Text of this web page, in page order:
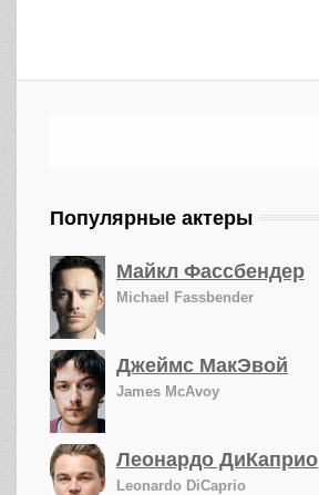
Популярные актеры
Майкл Фассбендер
Michael Fassbender
Джеймс МакЭвой
James McAvoy
Леонардо ДиКаприо
Leonardo DiCaprio